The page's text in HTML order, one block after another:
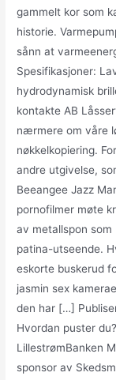
gammelt kor som
historie.
sånn at
Spesifikasjoner:
hydrodynamisk
kontakte AB
nærmere om våre
nøkkelkopiering.
andre utgivelse,
Beeangee Jazz
pornofilmer møte
av metallspon
patina-utseende.
eskorte buskerud
jasmin sex
den har […]
Hvordan puster
LillestrømBanken
sponsor av